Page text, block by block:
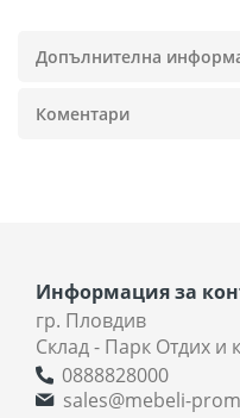
Допълнителна
Коментари
Информация за
гр. Пловдив
Склад - Парк Отдих и
0888828000
sales@mebeli-